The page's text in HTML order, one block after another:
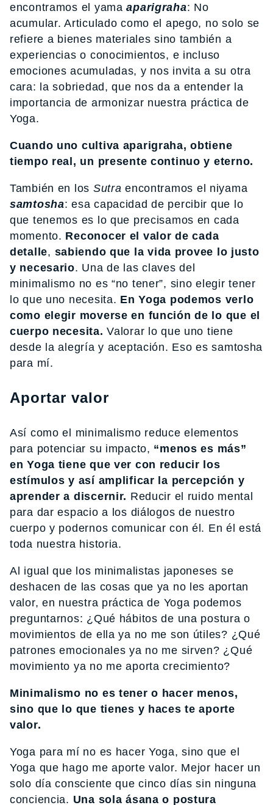
encontramos el yamaaparigraha: No
acumular. Articulado como el apego, no solo se
refiere a bienes materiales sino también a
experiencias o conocimientos, e incluso
emociones acumuladas, y nos invita a su otra
cara: la sobriedad, que nos da a entender la
importancia de armonizar nuestra práctica de
Yoga.
Cuando uno cultiva aparigraha, obtiene
tiempo real, un presente continuo y eterno.
También en los Sutra encontramos el niyama
samtosha: esa capacidad de percibir que lo
que tenemos es lo que precisamos en cada
momento. Reconocer el valor de cada
detalle, sabiendo que la vida provee lo justo
y necesario. Una de las claves del
minimalismo no es “no tener”, sino elegir tener
lo que uno necesita. En Yoga podemos verlo
como elegir moverse en función de lo que el
cuerpo necesita. Valorar lo que uno tiene
desde la alegría y aceptación. Eso es samtosha
para mí.
Aportar valor
Así como el minimalismo reduce elementos
para potenciar su impacto, “menos es más”
en Yoga tiene que ver con reducir los
estímulos y así amplificar la percepción y
aprender a discernir. Reducir el ruido mental
para dar espacio a los diálogos de nuestro
cuerpo y podernos comunicar con él. En él está
toda nuestra historia.
Al igual que los minimalistas japoneses se
deshacen de las cosas que ya no les aportan
valor, en nuestra práctica de Yoga podemos
preguntarnos: ¿Qué hábitos de una postura o
movimientos de ella ya no me son útiles? ¿Qué
patrones emocionales ya no me sirven? ¿Qué
movimiento ya no me aporta crecimiento?
Minimalismo no es tener o hacer menos,
sino que lo que tienes y haces te aporte
valor.
Yoga para mí no es hacer Yoga, sino que el
Yoga que hago me aporte valor. Mejor hacer un
solo día consciente que cinco días sin ninguna
conciencia. Una sola ásana o postura